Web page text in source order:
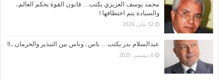
محمد يوسف العزيزي يكتب… قانون القوة يحكم العالم..
والسيادة يتم اختطافها !
12 يناير، 2026
عبدالسلام بدر يكتب… ناس . وناس بين التبذير والحرمان ..!!
6 ديسمبر، 2025